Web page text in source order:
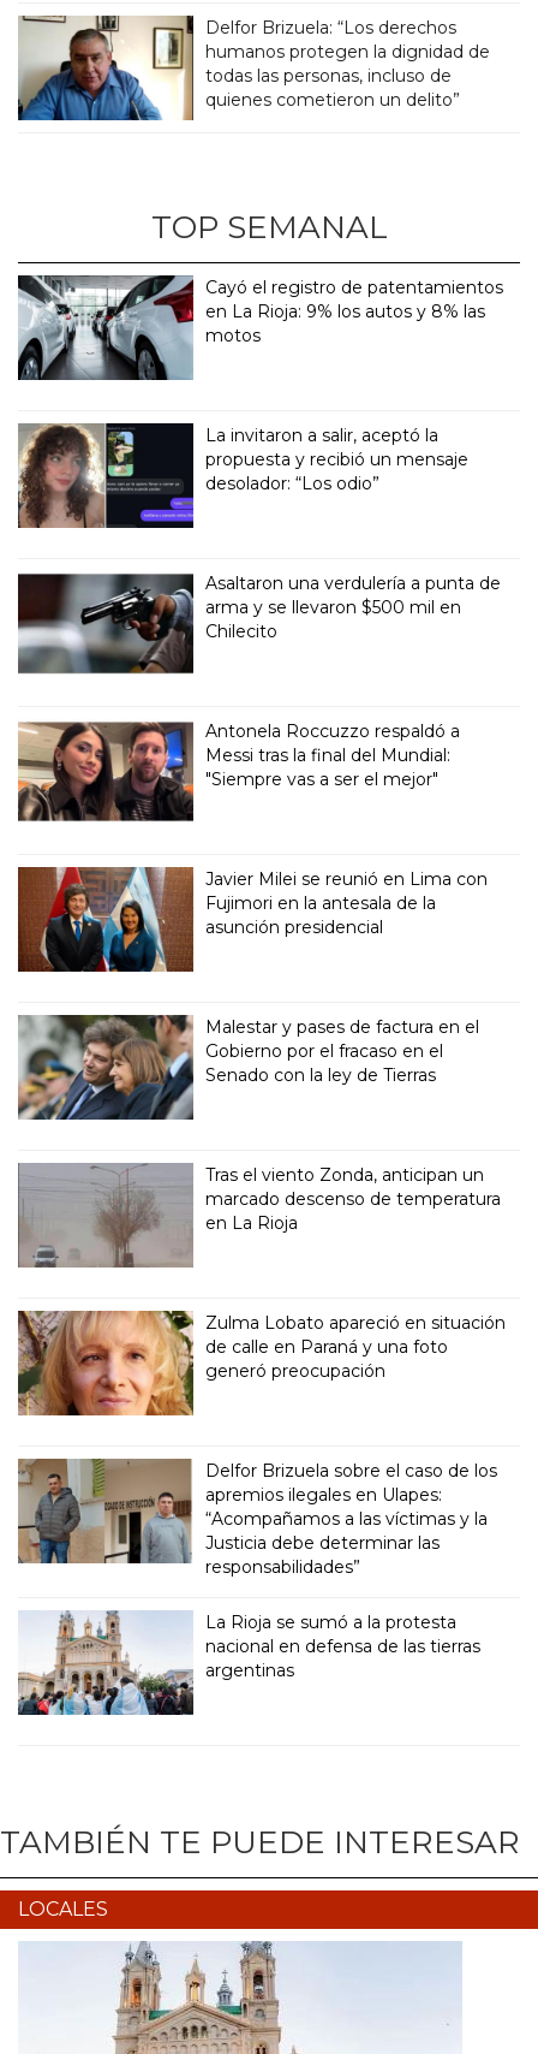
Delfor Brizuela: “Los derechos
humanos protegen la dignidad de
todas las personas, incluso de
quienes cometieron un delito”
TOP SEMANAL
Cayó el registro de patentamientos
en La Rioja: 9% los autos y 8% las
motos
La invitaron a salir, aceptó la
propuesta y recibió un mensaje
desolador: “Los odio”
Asaltaron una verdulería a punta de
arma y se llevaron $500 mil en
Chilecito
Antonela Roccuzzo respaldó a
Messi tras la final del Mundial:
"Siempre vas a ser el mejor"
Javier Milei se reunió en Lima con
Fujimori en la antesala de la
asunción presidencial
Malestar y pases de factura en el
Gobierno por el fracaso en el
Senado con la ley de Tierras
Tras el viento Zonda, anticipan un
marcado descenso de temperatura
en La Rioja
Zulma Lobato apareció en situación
de calle en Paraná y una foto
generó preocupación
Delfor Brizuela sobre el caso de los
apremios ilegales en Ulapes:
“Acompañamos a las víctimas y la
Justicia debe determinar las
responsabilidades”
La Rioja se sumó a la protesta
nacional en defensa de las tierras
argentinas
TAMBIÉN TE PUEDE INTERESAR
LOCALES